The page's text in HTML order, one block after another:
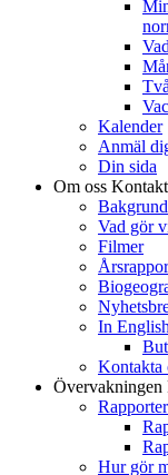
Kalender
Anmäl
Din sida
Om oss
Bakgrund
Vad gör
Filmer
In English
Kontakta
Övervakningen
Hur gör